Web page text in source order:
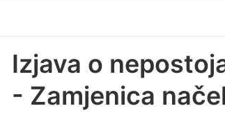
Izjava o
- Zamjenica